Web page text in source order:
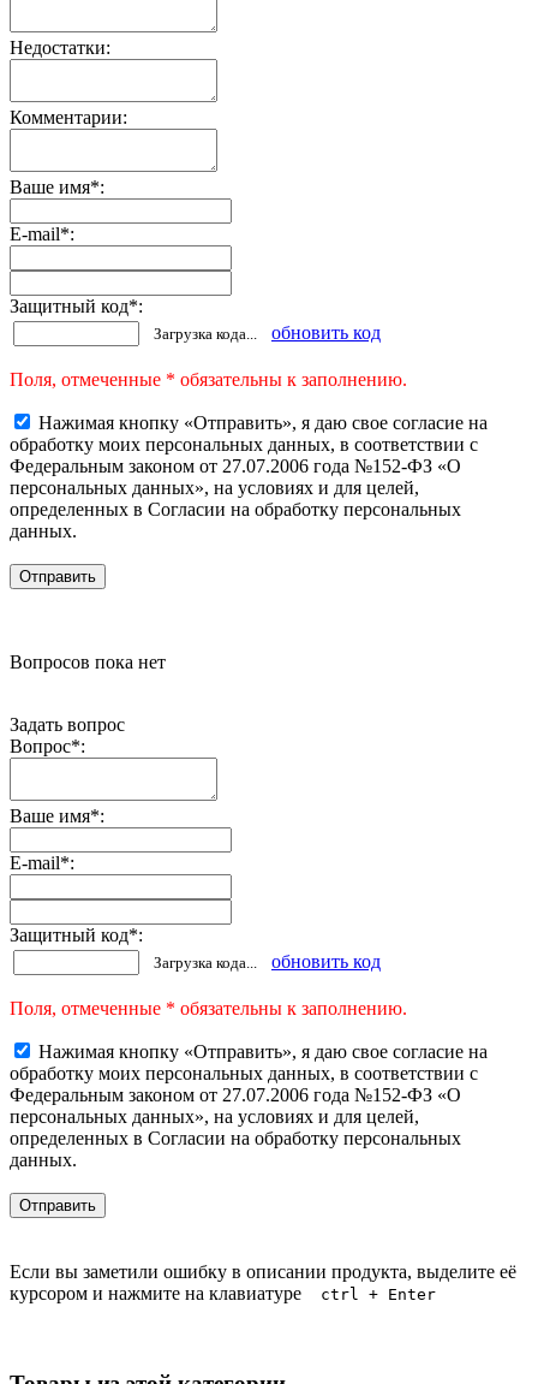
Недостатки:
Комментарии:
Ваше имя*:
E-mail*:
Защитный код*:
Загрузка кода... обновить код
Поля, отмеченные * обязательны к заполнению.
Нажимая кнопку «Отправить», я даю свое согласие на
обработку моих персональных данных, в соответствии с
Федеральным законом от 27.07.2006 года №152-ФЗ «О
персональных данных», на условиях и для целей,
определенных в Согласии на обработку персональных
данных.
Вопросов пока нет
Задать вопрос
Вопрос*:
Ваше имя*:
E-mail*:
Защитный код*:
Загрузка кода... обновить код
Поля, отмеченные * обязательны к заполнению.
Нажимая кнопку «Отправить», я даю свое согласие на
обработку моих персональных данных, в соответствии с
Федеральным законом от 27.07.2006 года №152-ФЗ «О
персональных данных», на условиях и для целей,
определенных в Согласии на обработку персональных
данных.
Если вы заметили ошибку в описании продукта, выделите её
курсором и нажмите на клавиатуре
ctrl + Enter